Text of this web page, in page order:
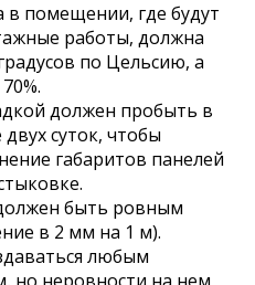
в помещении, где будут
работы, должна
по Цельсию, а
должен пробыть в
суток, чтобы
габаритов панелей
быть ровным
в 2 мм на 1 м).
любым